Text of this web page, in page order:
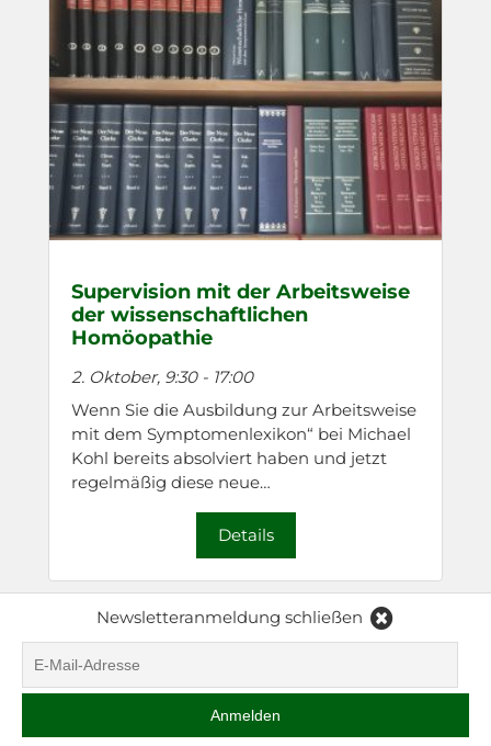
Supervision mit der Arbeitsweise
der wissenschaftlichen
Homöopathie
2. Oktober, 9:30- 17:00
Wenn Sie die Ausbildung zur Arbeitsweise
mit dem Symptomenlexikon“ bei Michael
Kohl bereits absolviert haben und jetzt
regelmäßig diese neue…
Details